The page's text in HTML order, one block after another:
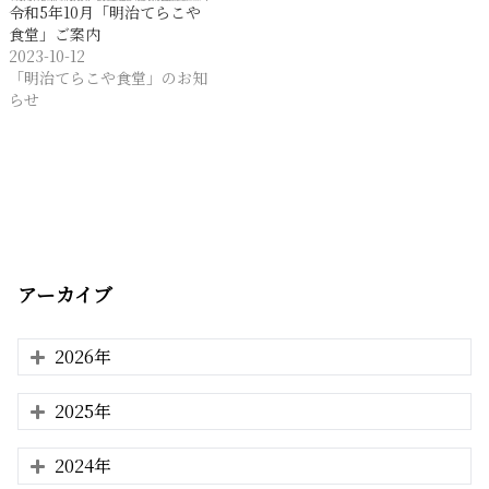
令和5年10月「明治てらこや
食堂」ご案内
2023-10-12
「明治てらこや食堂」のお知
らせ
アーカイブ
2026年
2025年
2024年